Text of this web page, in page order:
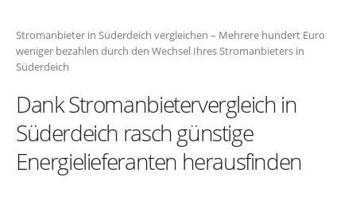
Stromanbieter in Süderdeich vergleichen – Mehrere hundert Euro
weniger bezahlen durch den Wechsel Ihres Stromanbieters in
Süderdeich
Dank Stromanbietervergleich in
Süderdeich rasch günstige
Energielieferanten herausfinden